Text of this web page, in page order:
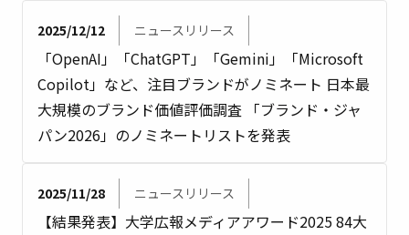
2025/12/12 ニュースリリース
「OpenAI」「ChatGPT」「Gemini」「Microsoft
Copilot」など、注目ブランドがノミネート 日本最
大規模のブランド価値評価調査 「ブランド・ジャ
パン2026」のノミネートリストを発表
2025/11/28 ニュースリリース
【結果発表】大学広報メディアアワード2025 84大